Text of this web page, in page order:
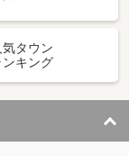
気タウン
ンキング